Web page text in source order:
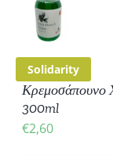
Solidarity
300ml
€2,60